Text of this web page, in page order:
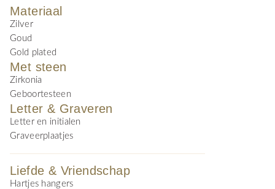
Materiaal
Zilver
Goud
Gold plated
Met steen
Zirkonia
Geboortesteen
Letter & Graveren
Letter en initialen
Graveerplaatjes
Liefde & Vriendschap
Hartjes hangers